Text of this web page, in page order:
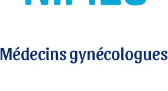
Médecins gynécologues